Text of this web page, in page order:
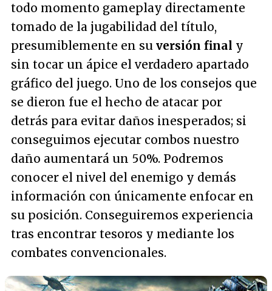
todo momento gameplay directamente
tomado de la jugabilidad del título,
presumiblemente en su versión final y
sin tocar un ápice el verdadero apartado
gráfico del juego. Uno de los consejos que
se dieron fue el hecho de atacar por
detrás para evitar daños inesperados; si
conseguimos ejecutar combos nuestro
daño aumentará un 50%. Podremos
conocer el nivel del enemigo y demás
información con únicamente enfocar en
su posición. Conseguiremos experiencia
tras encontrar tesoros y mediante los
combates convencionales.